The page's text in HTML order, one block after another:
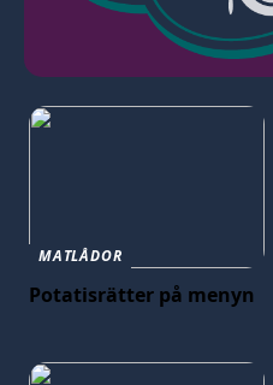
MATLÅDOR
Potatisrätter på menyn